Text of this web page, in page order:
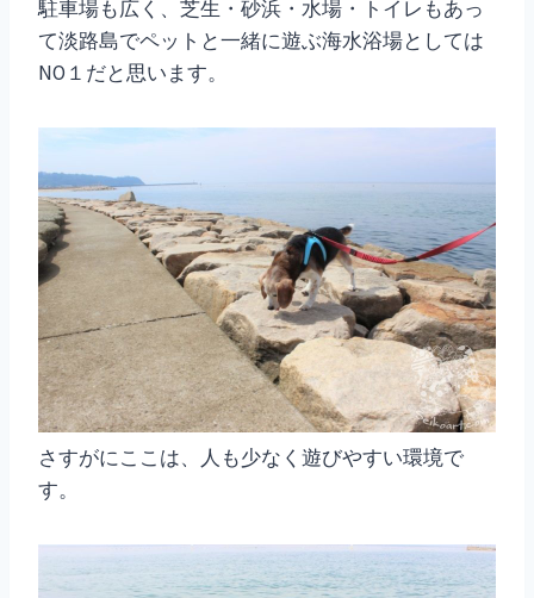
駐車場も広く、芝生・砂浜・水場・トイレもあっ
て淡路島でペットと一緒に遊ぶ海水浴場としては
NO１だと思います。
さすがにここは、人も少なく遊びやすい環境で
す。